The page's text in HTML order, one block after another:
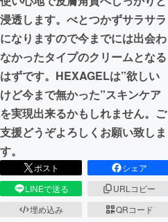
CAMPFIRE for Social Good
CAMPFIREふるさと納税
浸透します。べとつかずサラサラ
になりますので今までには出会わ
なかったタイプのクリームとなる
はずです。HEXAGELは”欲しい
けど今まで無かった”スキンケア
を実現出来るかもしれません。ご
支援どうぞよろしくお願い致しま
す。
ポスト
シェア
LINEで送る
URLコピー
埋め込み
QRコード